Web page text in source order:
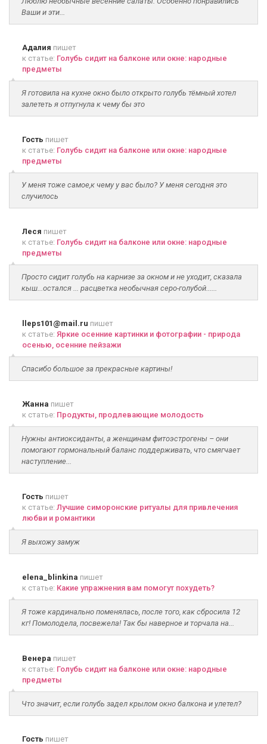
Ваши и эти...
Адалия пишет
к статье: Голубь сидит на балконе или окне: народные
предметы
Я готовила на кухне окно было открыто голубь тёмный хотел
залететь я отпугнула к чему бы это
Гость пишет
к статье: Голубь сидит на балконе или окне: народные
предметы
У меня тоже самое,к чему у вас было? У меня сегодня это
случилось
Леся пишет
к статье: Голубь сидит на балконе или окне: народные
предметы
Просто сидит голубь на карнизе за окном и не уходит, сказала
кыш...остался ... расцветка необычная серо-голубой......
lleps101@mail.ru пишет
к статье: Яркие осенние картинки и фотографии - природа
осенью, осенние пейзажи
Спасибо большое за прекрасные картины!
Жанна пишет
к статье: Продукты, продлевающие молодость
Нужны антиоксиданты, а женщинам фитоэстрогены – они
помогают гормональный баланс поддерживать, что смягчает
наступление...
Гость пишет
к статье: Лучшие симоронские ритуалы для привлечения
любви и романтики
Я выхожу замуж
elena_blinkina пишет
к статье: Какие упражнения вам помогут похудеть?
Я тоже кардинально поменялась, после того, как сбросила 12
кг! Помолодела, посвежела! Так бы наверное и торчала на...
Венера пишет
к статье: Голубь сидит на балконе или окне: народные
предметы
Что значит, если голубь задел крылом окно балкона и улетел?
Гость пишет